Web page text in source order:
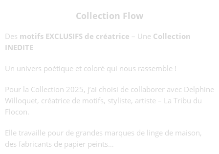
Collection Flow
Des motifs EXCLUSIFS de créatrice – Une Collection
INEDITE
Un univers poétique et coloré qui nous rassemble !
Pour la Collection 2025, j’ai choisi de collaborer avec Delphine
Willoquet, créatrice de motifs, styliste, artiste – La Tribu du
Flocon.
Elle travaille pour de grandes marques de linge de maison,
des fabricants de papier peints…